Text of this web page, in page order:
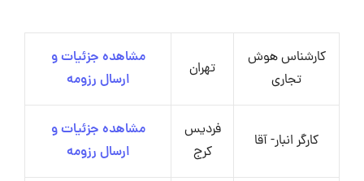
کارشناس هوش
تجاری
تهران
مشاهده جزئیات و
ارسال رزومه
کارگر انبار- آقا
فردیس
کرج
مشاهده جزئیات و
ارسال رزومه